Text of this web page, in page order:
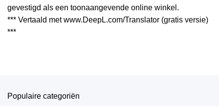
gevestigd als een toonaangevende online winkel.
*** Vertaald met www.DeepL.com/Translator (gratis versie)
***
Populaire categoriën